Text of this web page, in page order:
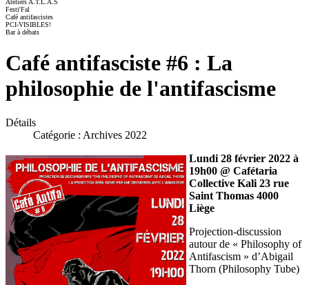
Ateliers A.T.L.A.S
Festi'Fal
Café antifascistes
PCI-VISIBLES!
Bar à débats
Café antifasciste #6 : La
philosophie de l'antifascisme
Détails
Catégorie : Archives 2022
Lundi 28 février 2022 à
19h00 @ Cafétaria
Collective Kali 23 rue
Saint Thomas 4000
Liège
Projection-discussion
autour de « Philosophy of
Antifascism » d’Abigail
Thorn (Philosophy Tube)